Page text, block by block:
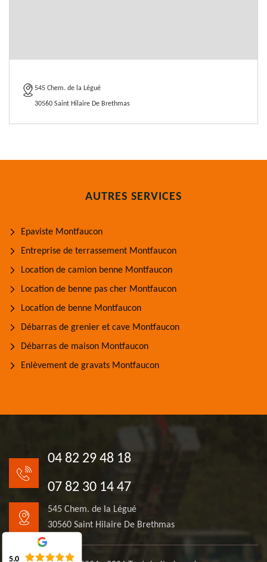
545 Chem. de la Légué
30560 Saint Hilaire De Brethmas
AUTRES SERVICES
Epaviste Montfaucon
Entreprise de terrassement Montfaucon
Location de camion benne Montfaucon
Location de benne pas cher Montfaucon
Location de benne Montfaucon
Débarras de grenier et cave Montfaucon
Débarras de maison Montfaucon
Enlèvement de gravats Montfaucon
04 82 29 48 18
07 82 30 14 47
545 Chem. de la Légué
30560 Saint Hilaire De Brethmas
5.0